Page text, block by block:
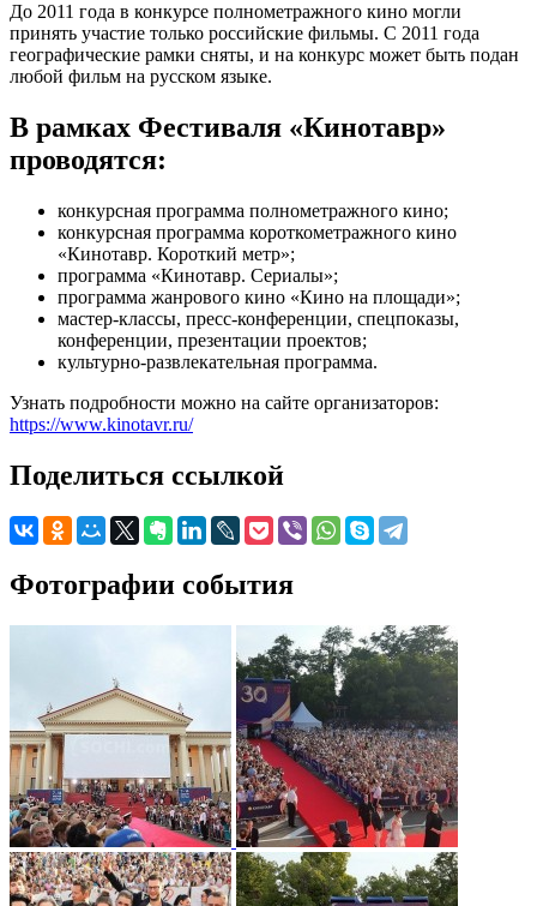
До 2011 года в конкурсе полнометражного кино могли
принять участие только российские фильмы. С 2011 года
географические рамки сняты, и на конкурс может быть подан
любой фильм на русском языке.
В рамках Фестиваля «Кинотавр»
проводятся:
конкурсная программа полнометражного кино;
конкурсная программа короткометражного кино
«Кинотавр. Короткий метр»;
программа «Кинотавр. Сериалы»;
программа жанрового кино «Кино на площади»;
мастер-классы, пресс-конференции, спецпоказы,
конференции, презентации проектов;
культурно-развлекательная программа.
Узнать подробности можно на сайте организаторов:
https://www.kinotavr.ru/
Поделиться ссылкой
Фотографии события